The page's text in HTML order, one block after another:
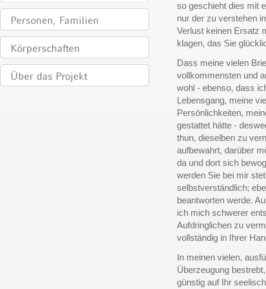
so geschieht dies mit
nur der zu verstehen
Verlust keinen Ersatz
klagen, das Sie
Dass meine vielen
vollkommensten und
wohl - ebenso, dass
Lebensgang, meine
Persönlichkeiten,
gestattet hätte -
thun, dieselben zu
aufbewahrt, darüber
da und dort sich
werden Sie bei mir
selbstverständlich;
beantworten werde.
ich mich schwerer
Aufdringlichen zu
vollständig in Ihrer
In meinen vielen,
Überzeugung
günstig auf Ihr